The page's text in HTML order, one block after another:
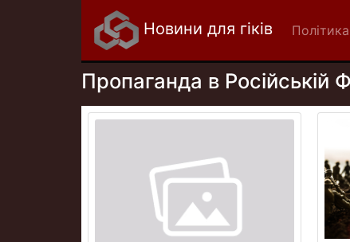
Новини для гіків Політика
Пропаганда в Російській